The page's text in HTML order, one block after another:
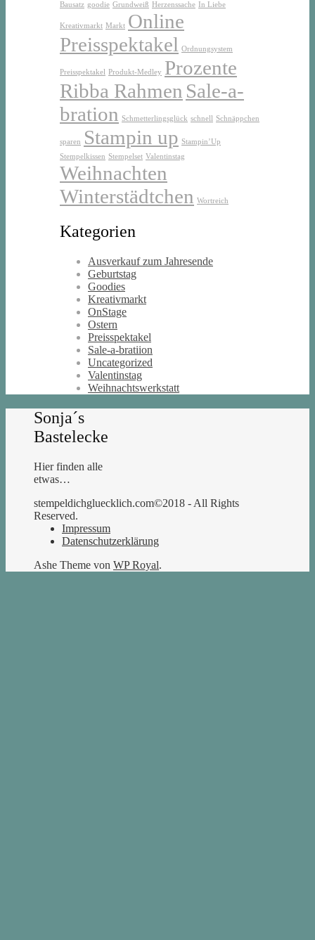
Bausatz goodie Grundweiß Herzenssache In Liebe
Kreativmarkt Markt Online
Preisspektakel
Ordnungsystem
Preisspektakel Produkt-Medley Prozente
Ribba Rahmen Sale-a-
bration Schmetterlingsglück schnell Schnäppchen
sparen Stampin up Stampin’Up
Stempelkissen Stempelset Valentinstag
Weihnachten
Winterstädtchen Wortreich
Kategorien
Ausverkauf zum Jahresende
Geburtstag
Goodies
Kreativmarkt
OnStage
Ostern
Preisspektakel
Sale-a-bratiion
Uncategorized
Valentinstag
Weihnachtswerkstatt
Sonja´s
Bastelecke
Hier finden alle
etwas…
stempeldichgluecklich.com©2018 - All Rights
Reserved.
Impressum
Datenschutzerklärung
Ashe Theme von WP Royal.